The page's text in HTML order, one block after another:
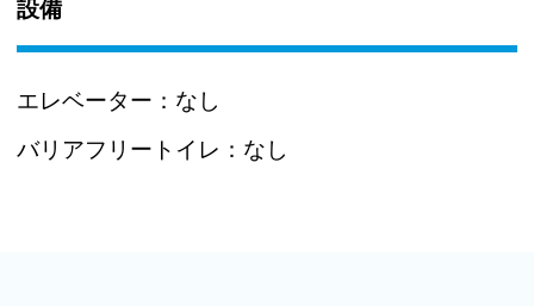
設備
エレベーター： なし
バリアフリートイレ： なし